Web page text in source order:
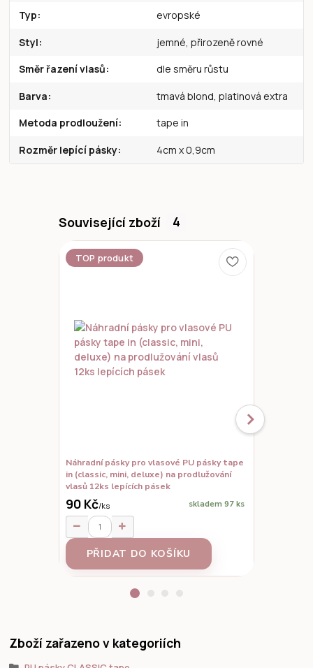
Typ evropské
Styl jemné, přirozeně rovné
Směr řazení vlasů dle směru růstu
Barva tmavá blond, platinová extra
Metoda prodloužení tape in
Rozměr lepící pásky 4cm x 0,9cm
Související zboží 4
TOP produkt
Náhradní pásky pro vlasové PU pásky tape
in (classic, mini, deluxe) na prodlužování
vlasů 12ks lepících pásek
90 Kč/ks skladem 97 ks
PŘIDAT DO KOŠÍKU
Zboží zařazeno v kategoriích